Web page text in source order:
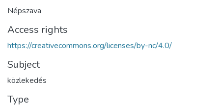
Népszava
Access rights
https://creativecommons.org/licenses/by-nc/4.0/
Subject
közlekedés
Type